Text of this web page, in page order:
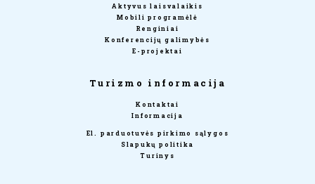
Aktyvus laisvalaikis
Mobili programėlė
Renginiai
Konferencijų galimybės
E-projektai
Turizmo informacija
Kontaktai
Informacija
El. parduotuvės pirkimo sąlygos
Slapukų politika
Turinys